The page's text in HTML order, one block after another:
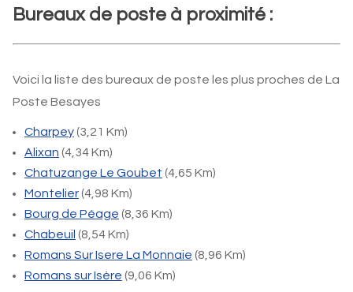
Bureaux de poste à proximité :
Voici la liste des bureaux de poste les plus proches de La
Poste Besayes
Charpey(3,21 Km)
Alixan (4,34 Km)
Chatuzange Le Goubet (4,65 Km)
Montelier(4,98 Km)
Bourg de Péage (8,36 Km)
Chabeuil (8,54 Km)
Romans Sur Isere La Monnaie (8,96 Km)
Romans sur Isère (9,06 Km)